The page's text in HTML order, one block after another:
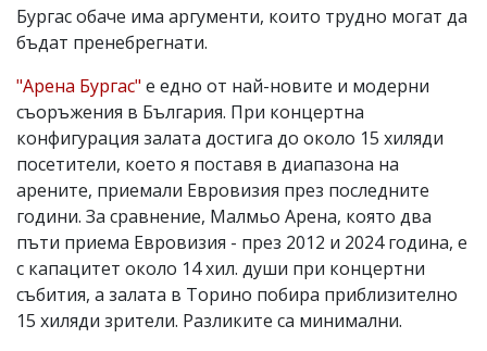
Бургас обаче има аргументи, които трудно могат да
бъдат пренебрегнати.
"Арена Бургас" е едно от най-новите и модерни
съоръжения в България. При концертна
конфигурация залата достига до около 15 хиляди
посетители, което я поставя в диапазона на
арените, приемали Евровизия през последните
години. За сравнение, Малмьо Арена, която два
пъти приема Евровизия - през 2012 и 2024 година, е
с капацитет около 14 хил. души при концертни
събития, а залата в Торино побира приблизително
15 хиляди зрители. Разликите са минимални.